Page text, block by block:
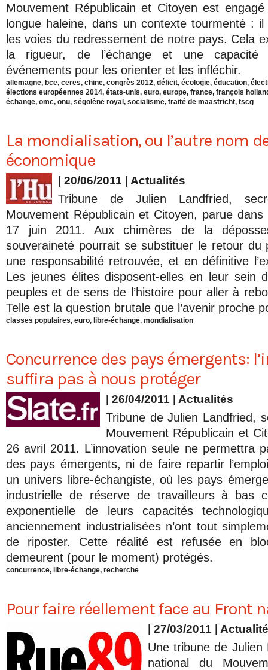
Mouvement Républicain et Citoyen est
longue haleine, dans un contexte tourmenté : il
les voies du redressement de notre pays. Cela
la rigueur, de l’échange et une capacité
événements pour les orienter et les infléchir.
allemagne, bce, ceres, chine, congrès 2012, déficit, écologie, éducation,
élections européennes 2014, états-unis, euro, europe, france, françois
échange, omc, onu, ségolène royal , socialisme, traité de maastricht, tscg
La mondialisation, ou l’autre nom
économique
| 20/06/2011 Actualités
Tribune de Julien Landfried,
Mouvement Républicain et Citoyen, parue dans
17 juin 2011. Aux chimères de la
souveraineté pourrait se substituer le retour du
une responsabilité retrouvée, et en définitive
Les jeunes élites disposent-elles en leur sein
peuples et de sens de l’histoire pour aller à
Telle est la question brutale que l’avenir proche
classes populaires, euro, libre-échange, mondialisation
Concurrence des pays émergents:
suffira pas à nous protéger
| 26/04/2011 Actualités
Tribune de Julien Landfried,
Mouvement Républicain et
26 avril 2011. L’innovation seule ne permettra
des pays émergents, ni de faire repartir
un univers libre-échangiste, où les pays
industrielle de réserve de travailleurs à bas
exponentielle de leurs capacités
anciennement industrialisées n’ont tout
de riposter. Cette réalité est refusée en
demeurent (pour le moment) protégés.
concurrence, libre-échange, recherche
Pour faire réellement face au Front
| 27/03/2011
Une tribune de Julien
national du